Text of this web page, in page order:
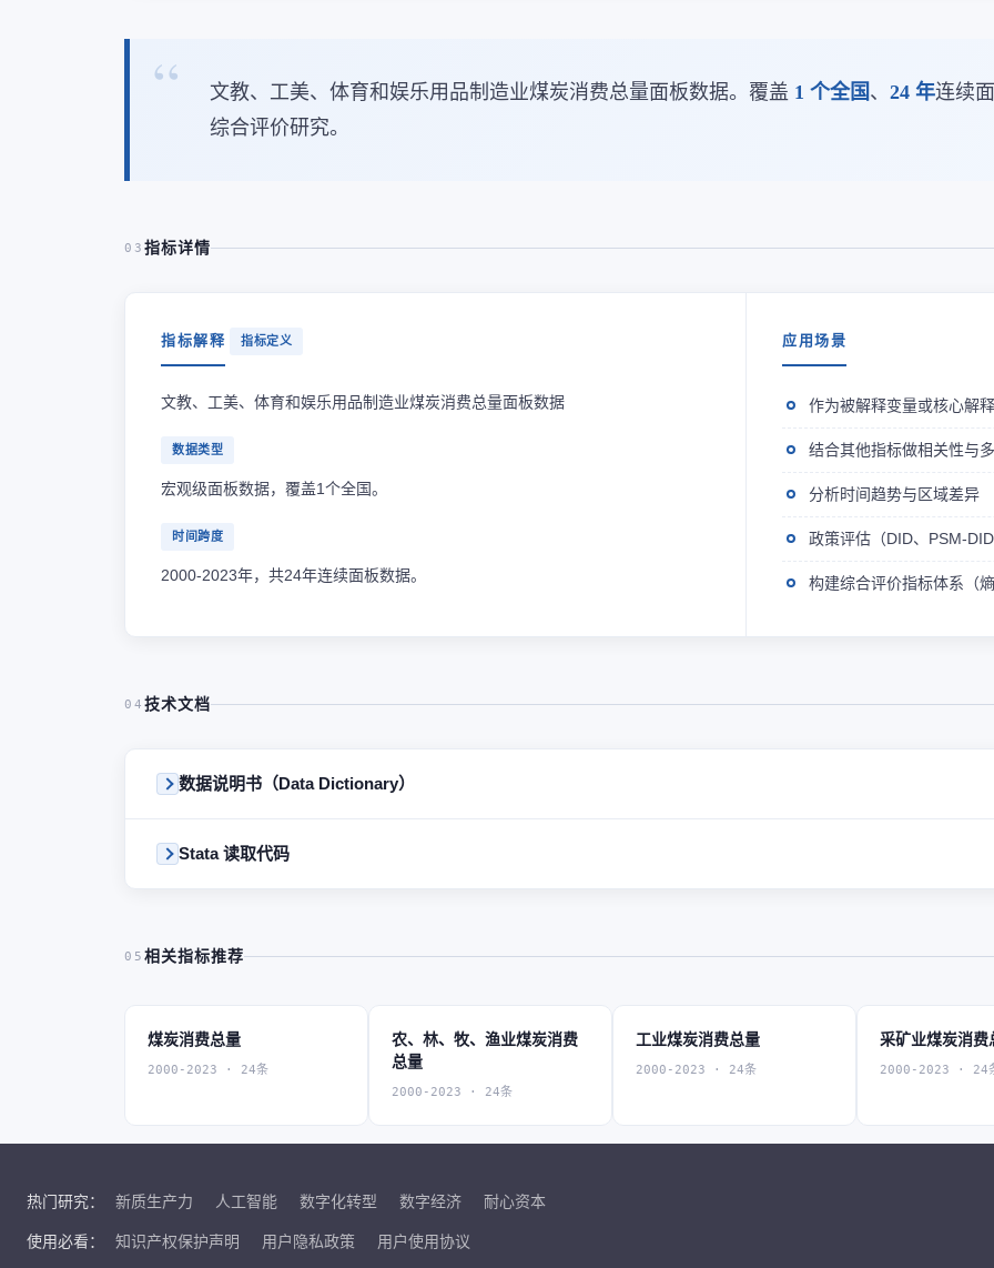
文教、工美、体育和娱乐用品制造业煤炭消费总量面板数据。覆盖 1 个全国 、 24 年连续
综合评价研究。
03 指标详情
指标解释 指标定义
文教、工美、体育和娱乐用品制造业煤炭消费总量面板数据
数据类型
宏观级面板数据，覆盖1个全国。
时间跨度
2000-2023年，共24年连续面板数据。
应用场景
作为被解释变量或核心解
结合其他指标做相关性与
分析时间趋势与区域差异
政策评估（DID、PSM-
构建综合评价指标体系（
04 技术文档
数据说明书（Data Dictionary）
Stata 读取代码
05 相关指标推荐
煤炭消费总量
2000-2023 · 24条
农、林、牧、渔业煤炭消费
总量
2000-2023 · 24条
工业煤炭消费总量
2000-2023 · 24条
采矿业煤炭消费
2000-2023 · 24
热门研究： 新质生产力 人工智能 数字化转型 数字经济 耐心资本
使用必看： 知识产权保护声明 用户隐私政策 用户使用协议